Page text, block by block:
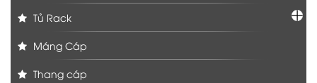
Tủ Rack
Máng Cáp
Thang cáp